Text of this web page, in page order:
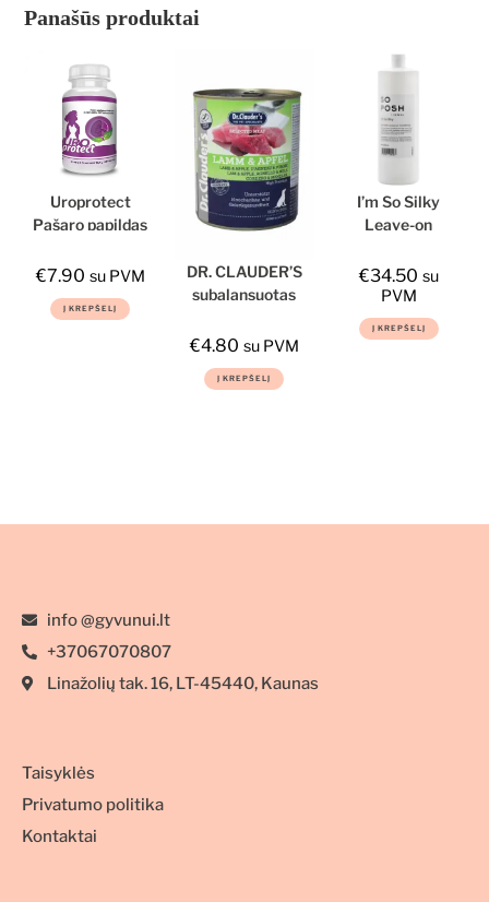
Panašūs produktai
Uroprotect
Pašaro papildas
katėms
€7.90 su PVM
Į KREPŠELĮ
DR. CLAUDER’S
subalansuotas
maistas šunims
obuoliais
€4.80 su PVM
Į KREPŠELĮ
I’m So Silky
Leave-on
So Posh, 1l
€34.50 su
PVM
Į KREPŠELĮ
info @gyvunui.lt
+37067070807
Linažolių tak. 16, LT-45440, Kaunas
Taisyklės
Privatumo politika
Kontaktai